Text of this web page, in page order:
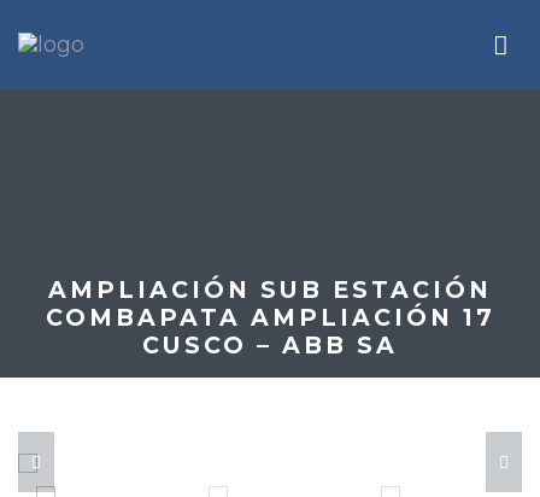
AMPLIACIÓN SUB ESTACIÓN
COMBAPATA AMPLIACIÓN 17
CUSCO – ABB SA